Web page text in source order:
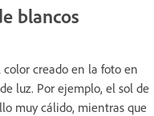
blancos
creado en la foto en
luz. Por ejemplo, el sol de
muy cálido, mientras que